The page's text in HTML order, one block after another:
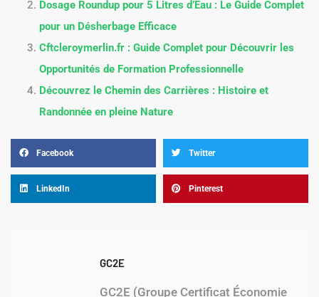
remboursement des frais engagés et constitue une protection
juridique pour le bénéficiaire, en prouvant qu’une organisation
s’engage à financer les prestations avant leur engagement.
Publications Similaires :
Mandataire CEE en copropriété : guide pour le syndic
Dosage Roundup pour 5 Litres d’Eau : Le Guide Complet
pour un Désherbage Efficace
Cftcleroymerlin.fr : Guide Complet pour Découvrir les
Opportunités de Formation Professionnelle
Twitter